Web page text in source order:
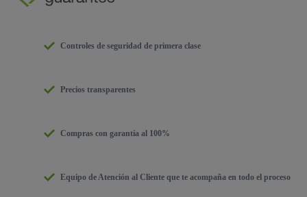
Controles de seguridad de primera clase
Precios transparentes
Compras con garantía al 100%
Equipo de Atención al Cliente que te acompaña en todo el proceso